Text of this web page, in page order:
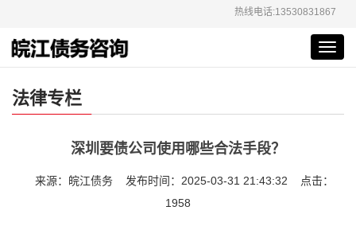
热线电话:13530831867
法律专栏
深圳要债公司使用哪些合法手段？
来源：皖江债务 发布时间：2025-03-31 21:43:32 点击：
1958